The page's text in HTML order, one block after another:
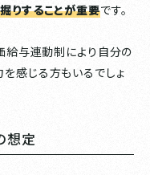
りすることが重要です。
給与連動制により自分の
感じる方もいるでしょ
想定